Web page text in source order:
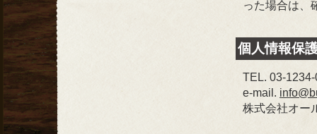
った場合は、
個人情報保
TEL. 03-
e-mail.
株式会社オ